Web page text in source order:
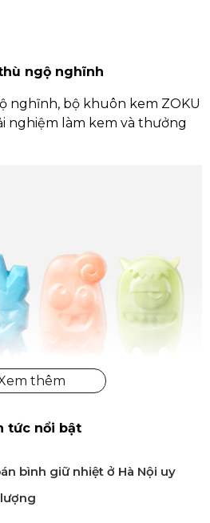
ngộ nghĩnh
nghĩnh, bộ khuôn kem ZOKU
nghiệm làm kem và thưởng
tức nổi bật
bình giữ nhiệt ở Hà Nội uy